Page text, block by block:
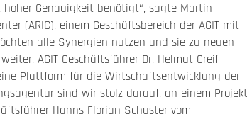
Genauigkeit benötigt“, sagte Martin
(ARIC), einem Geschäftsbereich der AGIT mit
alle Synergien nutzen und sie zu neuen
AGIT-Geschäftsführer Dr. Helmut Greif
Plattform für die Wirtschaftsentwicklung der
sind wir stolz darauf, an einem Projekt
Hanns-Florian Schuster vom